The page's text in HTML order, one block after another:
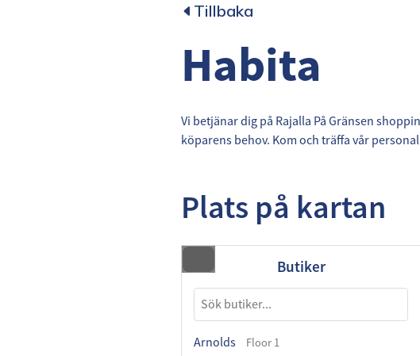
Tillbaka
Habita
Vi betjänar dig på Rajalla På Gränsen
köparens behov. Kom och träffa vår
Plats på kartan
Butiker
Arnolds Floor 1